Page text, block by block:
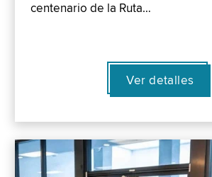
centenario de la Ruta…
Ver detalles